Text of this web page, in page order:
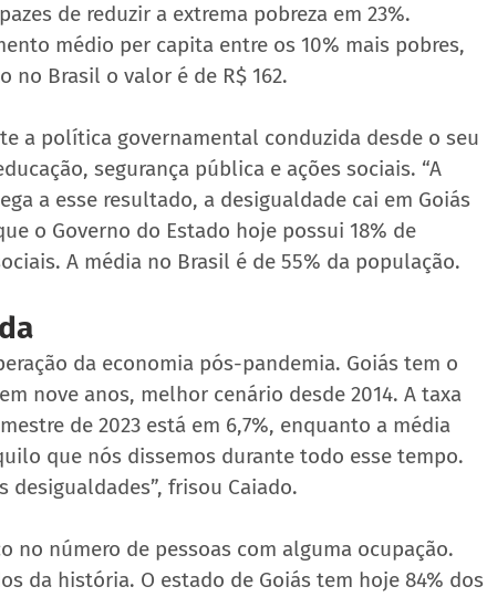
de reduzir a extrema pobreza em 23%.
médio per capita entre os 10% mais pobres,
no Brasil o valor é de R$ 162.
a política governamental conduzida desde o seu
segurança pública e ações sociais. “A
a esse resultado, a desigualdade cai em Goiás
o Governo do Estado hoje possui 18% de
A média no Brasil é de 55% da população.
da economia pós-pandemia. Goiás tem o
nove anos, melhor cenário desde 2014. A taxa
de 2023 está em 6,7%, enquanto a média
que nós dissemos durante todo esse tempo.
desigualdades”, frisou Caiado.
no número de pessoas com alguma ocupação.
da história. O estado de Goiás tem hoje 84% dos